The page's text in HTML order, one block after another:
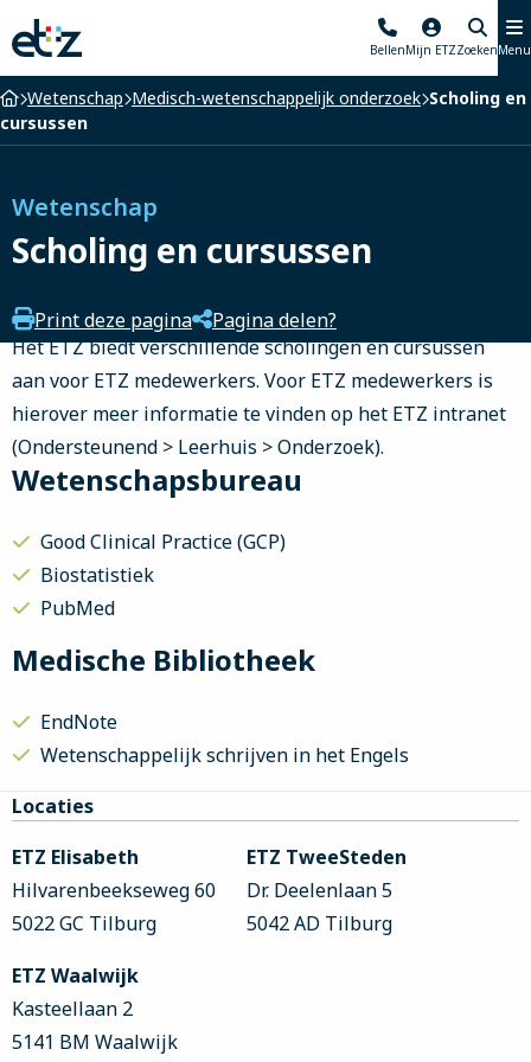
Elisabeth-
TweeSteden
Ziekenhuis
BellenMijn ETZZoekenMenu
Home
Wetenschap Medisch-wetenschappelijk onderzoek Scholing en
cursussen
Wetenschap
Scholing en cursussen
Print deze pagina
Pagina delen?
Het ETZ biedt verschillende scholingen en cursussen
aan voor ETZ medewerkers. Voor ETZ medewerkers is
hierover meer informatie te vinden op het ETZ intranet
(Ondersteunend > Leerhuis > Onderzoek).
Wetenschapsbureau
Good Clinical Practice (GCP)
Biostatistiek
PubMed
Medische Bibliotheek
EndNote
Wetenschappelijk schrijven in het Engels
Site
footer
Locaties
ETZ Elisabeth
Hilvarenbeekseweg 60
5022 GC Tilburg
ETZ TweeSteden
Dr. Deelenlaan 5
5042 AD Tilburg
ETZ Waalwijk
Kasteellaan 2
5141 BM Waalwijk